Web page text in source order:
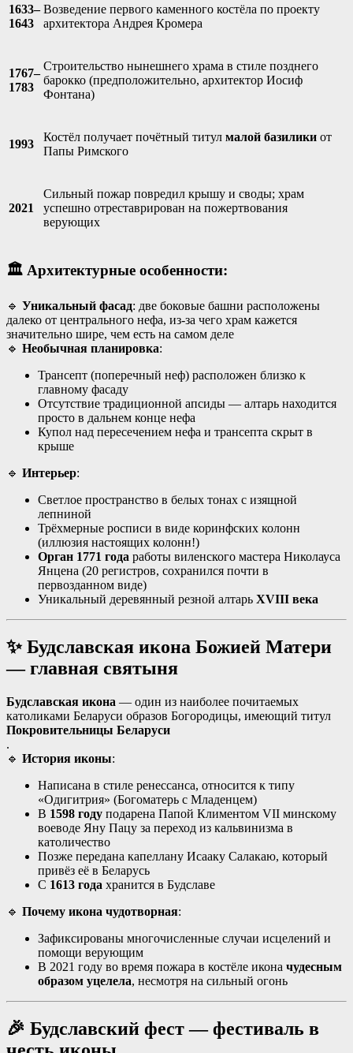
1633–
1643
Возведение первого каменного костёла по проекту
архитектора Андрея Кромера
1767–
1783
Строительство нынешнего храма в стиле позднего
барокко (предположительно, архитектор Иосиф
Фонтана)
1993
Костёл получает почётный титул малой базилики от
Папы Римского
2021
Сильный пожар повредил крышу и своды; храм
успешно отреставрирован на пожертвования
верующих
🏛️ Архитектурные особенности:
🔹 Уникальный фасад: две боковые башни расположены
далеко от центрального нефа, из-за чего храм кажется
значительно шире, чем есть на самом деле
🔹 Необычная планировка:
Трансепт (поперечный неф) расположен близко к
главному фасаду
Отсутствие традиционной апсиды — алтарь находится
просто в дальнем конце нефа
Купол над пересечением нефа и трансепта скрыт в
крыше
🔹 Интерьер:
Светлое пространство в белых тонах с изящной
лепниной
Трёхмерные росписи в виде коринфских колонн
(иллюзия настоящих колонн!)
Орган 1771 года работы виленского мастера Николауса
Янцена (20 регистров, сохранился почти в
первозданном виде)
Уникальный деревянный резной алтарь XVIII века
✨ Будславская икона Божией Матери
— главная святыня
Будславская икона — один из наиболее почитаемых
католиками Беларуси образов Богородицы, имеющий титул
Покровительницы Беларуси
.
🔹 История иконы:
Написана в стиле ренессанса, относится к типу
«Одигитрия» (Богоматерь с Младенцем)
В 1598 году подарена Папой Климентом VII минскому
воеводе Яну Пацу за переход из кальвинизма в
католичество
Позже передана капеллану Исааку Салакаю, который
привёз её в Беларусь
С 1613 года хранится в Будславе
🔹 Почему икона чудотворная:
Зафиксированы многочисленные случаи исцелений и
помощи верующим
В 2021 году во время пожара в костёле икона чудесным
образом уцелела, несмотря на сильный огонь
🎉 Будславский фест — фестиваль в